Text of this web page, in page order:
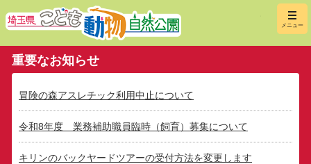
埼玉県
メニュー
重要なお知らせ
冒険の森アスレチック利用中止について
令和8年度 業務補助職員臨時（飼育）募集について
キリンのバックヤードツアーの受付方法を変更します